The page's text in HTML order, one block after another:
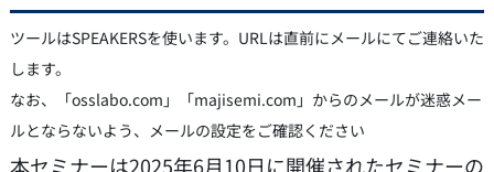
ツールはSPEAKERSを使います。URLは直前にメールにてご連絡いた
します。
なお、「osslabo.com」「majisemi.com」からのメールが迷惑メー
ルとならないよう、メールの設定をご確認ください
本セミナーは2025年6月10日に開催されたセミナーの